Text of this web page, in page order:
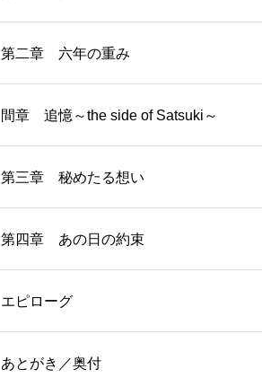
第二章 六年の重み
間章 追憶～the side of Satsuki～
第三章 秘めたる想い
第四章 あの日の約束
エピローグ
あとがき／奥付